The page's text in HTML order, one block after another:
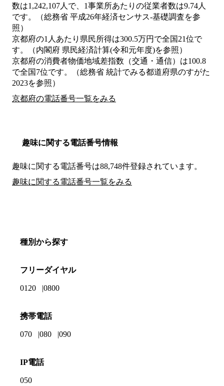
数は1,242,107人で、1事業所あたりの従業者数は9.74人
です。（総務省 平成26年経済センサス‐基礎調査を参
照）
京都府の1人あたり県民所得は300.5万円で全国21位で
す。（内閣府 県民経済計算(令和元年度)を参照）
京都府の消費者物価地域差指数（交通・通信）は100.8
で全国7位です。（総務省 統計でみる都道府県のすがた
2023を参照）
京都府の電話番号一覧をみる
趣味に関する電話番号情報
趣味に関する電話番号は88,748件登録されています。
趣味に関する電話番号一覧をみる
種別から探す
フリーダイヤル
0120 0800
携帯電話
070 080 090
IP電話
050